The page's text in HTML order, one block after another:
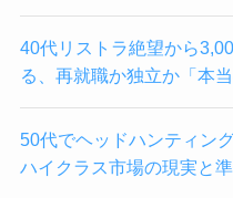
40代リストラ絶望から
る、再就職か独立か「本当
50代でヘッドハンティン
ハイクラス市場の現実と